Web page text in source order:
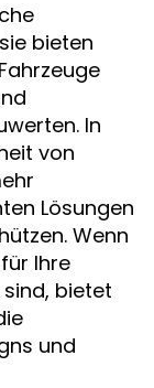
bieten
In
von
Lösungen
Wenn
Ihre
bietet
und